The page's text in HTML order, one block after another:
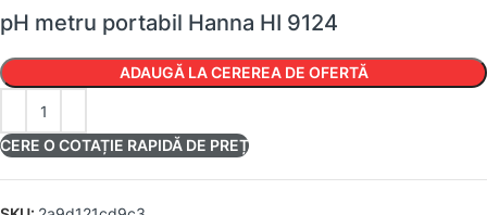
pH metru portabil Hanna HI 9124
ADAUGĂ LA CEREREA DE OFERTĂ
CERE O COTAȚIE RAPIDĂ DE PREȚ